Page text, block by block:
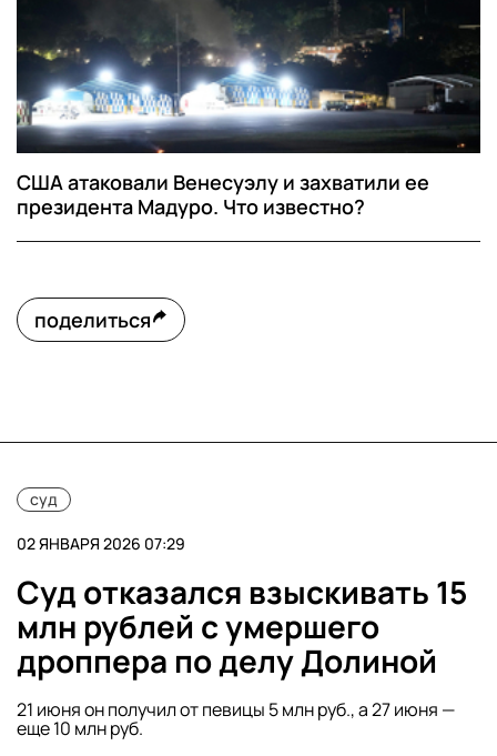
США атаковали Венесуэлу и захватили ее
президента Мадуро. Что известно?
поделиться
суд
02 ЯНВАРЯ 2026 07:29
Суд отказался взыскивать 15
млн рублей с умершего
дроппера по делу Долиной
21 июня он получил от певицы 5 млн руб., а 27 июня —
еще 10 млн руб.